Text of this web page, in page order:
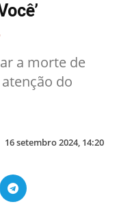
a morte de
do
16 setembro 2024, 14:20